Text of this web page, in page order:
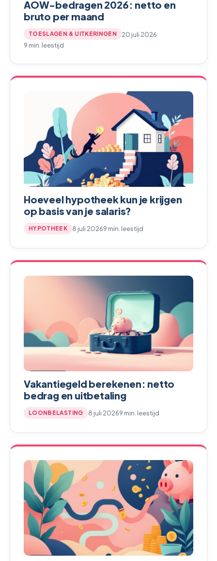
AOW-bedragen 2026: netto en
bruto per maand
TOESLAGEN & UITKERINGEN
20 juli 2026
9 min. leestijd
Hoeveel hypotheek kun je krijgen
op basis van je salaris?
HYPOTHEEK 8 juli 20269 min. leestijd
Vakantiegeld berekenen: netto
bedrag en uitbetaling
LOONBELASTING 8 juli 20269 min. leestijd